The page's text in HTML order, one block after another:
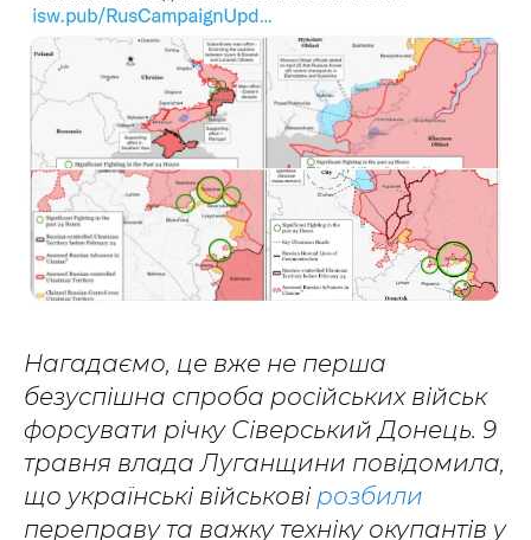
Нагадаємо, це вже не перша
безуспішна спроба російських військ
форсувати річку Сіверський Донець. 9
травня влада Луганщини повідомила,
що українські військові розбили
переправу та важку техніку окупантів у